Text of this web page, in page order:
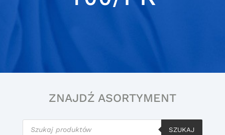
ZNAJDŹ ASORTYMENT
Wyszukiwarka
produktów
SZUKAJ